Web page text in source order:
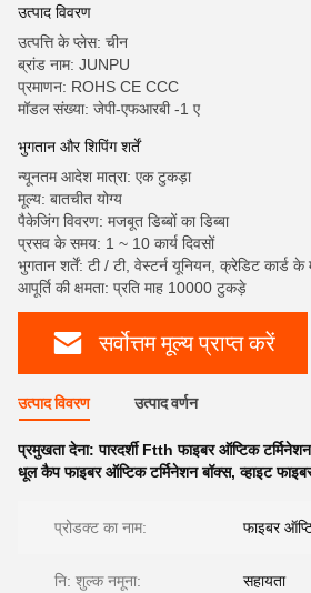
उत्पाद विवरण
उत्पत्ति के प्लेस: चीन
ब्रांड नाम: JUNPU
प्रमाणन: ROHS CE CCC
मॉडल संख्या: जेपी-एफआरबी -1 ए
भुगतान और शिपिंग शर्तें
न्यूनतम आदेश मात्रा: एक टुकड़ा
मूल्य: बातचीत योग्य
पैकेजिंग विवरण: मजबूत डिब्बों का डिब्बा
प्रसव के समय: 1 ~ 10 कार्य दिवसों
भुगतान शर्तें: टी / टी, वेस्टर्न यूनियन, क्रेडिट कार्ड के
आपूर्ति की क्षमता: प्रति माह 10000 टुकड़े
सर्वोत्तम मूल्य प्राप्त करें
उत्पाद विवरण उत्पाद वर्णन
प्रमुखता देना:पारदर्शी Ftth फाइबर ऑप्टिक
धूल कैप फाइबर ऑप्टिक टर्मिनेशन बॉक्स,व्हाइट
प्रोडक्ट का नाम: फाइबर
नि: शुल्क नमूना: सहायता